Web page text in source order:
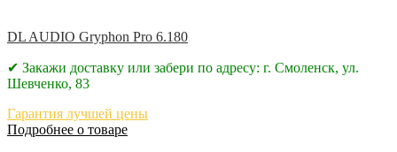
DL AUDIO Gryphon Pro 6.180
✔ Закажи доставку или забери по адресу: г. Смоленск, ул.
Шевченко, 83
Гарантия лучшей цены
Подробнее о товаре